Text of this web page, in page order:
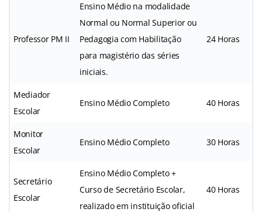
Professor PM II
Ensino Médio na modalidade
Normal ou Normal Superior ou
Pedagogia com Habilitação
para magistério das séries
iniciais.
24 Horas
Mediador
Escolar
Ensino Médio Completo 40 Horas
Monitor
Escolar
Ensino Médio Completo 30 Horas
Secretário
Escolar
Ensino Médio Completo +
Curso de Secretário Escolar,
realizado em instituição oficial
40 Horas